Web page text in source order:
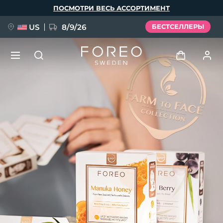
ПОСМОТРИ ВЕСЬ АССОРТИМЕНТ
US 8/9/26 БЕСТСЕЛЛЕРЫ
Войти
Профиль пользователя
Мои приборы
Мои заказы
Мои адреса
Мои подписки
FAQ™ Pure Beauty-Tech Elixir
BREAKING NEWS
issa™ Teeth Whitening Set
English Deutsch
Español
Français
Italiano
Português
Polski
Svenska
Русский
简体中文 繁體中文